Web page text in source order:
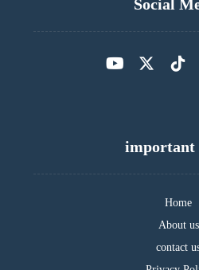
Social
important
Home
About us
contact